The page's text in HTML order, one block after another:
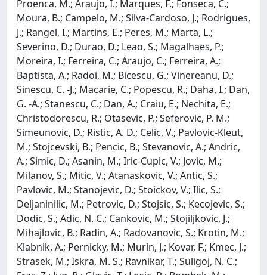
Proenca, M.; Araujo, I.; Marques, F.; Fonseca, C.;
Moura, B.; Campelo, M.; Silva-Cardoso, J.; Rodrigues,
J.; Rangel, I.; Martins, E.; Peres, M.; Marta, L.;
Severino, D.; Durao, D.; Leao, S.; Magalhaes, P.;
Moreira, I.; Ferreira, C.; Araujo, C.; Ferreira, A.;
Baptista, A.; Radoi, M.; Bicescu, G.; Vinereanu, D.;
Sinescu, C. -J.; Macarie, C.; Popescu, R.; Daha, I.; Dan,
G. -A.; Stanescu, C.; Dan, A.; Craiu, E.; Nechita, E.;
Christodorescu, R.; Otasevic, P.; Seferovic, P. M.;
Simeunovic, D.; Ristic, A. D.; Celic, V.; Pavlovic-Kleut,
M.; Stojcevski, B.; Pencic, B.; Stevanovic, A.; Andric,
A.; Simic, D.; Asanin, M.; Iric-Cupic, V.; Jovic, M.;
Milanov, S.; Mitic, V.; Atanaskovic, V.; Antic, S.;
Pavlovic, M.; Stanojevic, D.; Stoickov, V.; Ilic, S.;
Deljaninilic, M.; Petrovic, D.; Stojsic, S.; Kecojevic, S.;
Dodic, S.; Adic, N. C.; Cankovic, M.; Stojiljkovic, J.;
Mihajlovic, B.; Radin, A.; Radovanovic, S.; Krotin, M.;
Klabnik, A.; Pernicky, M.; Murin, J.; Kovar, F.; Kmec, J.;
Strasek, M.; Iskra, M. S.; Ravnikar, T.; Suligoj, N. C.;